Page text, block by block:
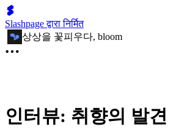
Slashpage द्वारा निर्मित
상상을 꽃피우다, bloom
인터뷰: 취향의 발견